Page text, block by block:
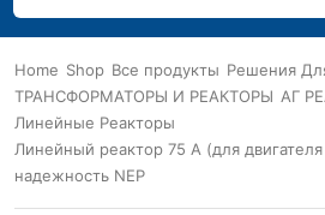
Home Shop Все продукты Решения
ТРАНСФОРМАТОРЫ И РЕАКТОРЫ АГ
Линейные Реакторы
Линейный реактор 75 А (для
надежность NEP